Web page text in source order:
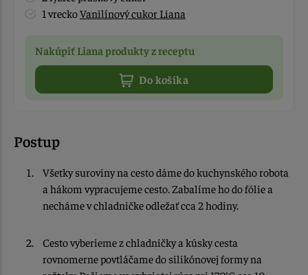
1 vreckoVanilínový cukor Liana
Nakúpiť Liana produkty z receptu
Do košíka
Postup
Všetky suroviny na cesto dáme do kuchynského robota
a hákom vypracujeme cesto. Zabalíme ho do fólie a
necháme v chladničke odležať cca 2 hodiny.
Cesto vyberieme z chladničky a kúsky cesta
rovnomerne povtláčame do silikónovej formy na